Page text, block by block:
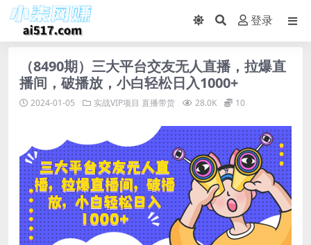
登录
（8490期）三大平台交友无人直播，拉爆直
播间，破播放，小白轻松日入1000+
2024-01-05 实战VIP项目 直播带货 28.0K 10